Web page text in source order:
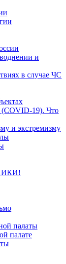
и
в случае ЧС
(COVID-19). Что
и экстремизму
палаты
палате